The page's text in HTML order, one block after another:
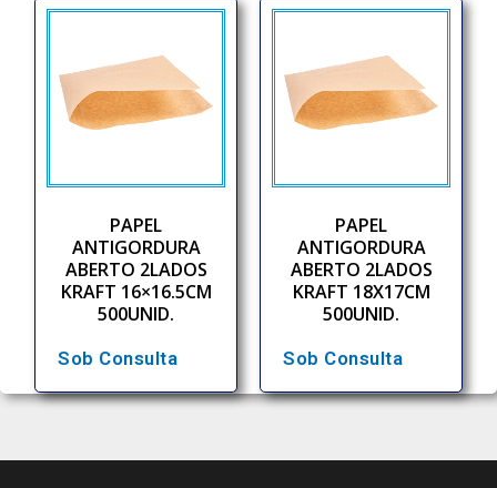
PAPEL
ANTIGORDURA
ABERTO 2LADOS
KRAFT 16×16.5CM
500UNID.
Sob Consulta
PAPEL
ANTIGORDURA
ABERTO 2LADOS
KRAFT 18X17CM
500UNID.
Sob Consulta